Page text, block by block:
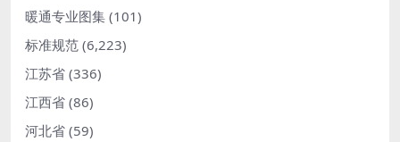
暖通专业图集 (101)
标准规范 (6,223)
江苏省 (336)
江西省 (86)
河北省 (59)